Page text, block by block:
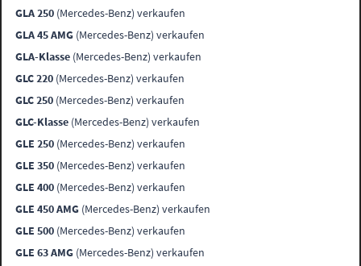
GLA 250 (Mercedes-Benz) verkaufen
GLA 45 AMG (Mercedes-Benz) verkaufen
GLA-Klasse (Mercedes-Benz) verkaufen
GLC 220 (Mercedes-Benz) verkaufen
GLC 250 (Mercedes-Benz) verkaufen
GLC-Klasse (Mercedes-Benz) verkaufen
GLE 250 (Mercedes-Benz) verkaufen
GLE 350 (Mercedes-Benz) verkaufen
GLE 400 (Mercedes-Benz) verkaufen
GLE 450 AMG (Mercedes-Benz) verkaufen
GLE 500 (Mercedes-Benz) verkaufen
GLE 63 AMG (Mercedes-Benz) verkaufen